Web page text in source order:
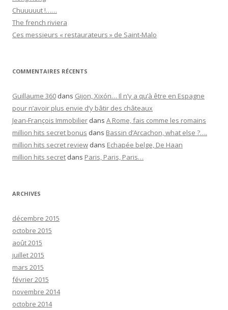
Chuuuuut !……
The french riviera
Ces messieurs « restaurateurs » de Saint-Malo
COMMENTAIRES RÉCENTS
Guillaume 360 dans Gijon, Xixón… Il n’y a qu’à être en Espagne
pour n’avoir plus envie d’y bâtir des châteaux
Jean-François Immobilier dans A Rome, fais comme les romains
million hits secret bonus dans Bassin d’Arcachon, what else ?….
million hits secret review dans Echapée belge, De Haan
million hits secret dans Paris, Paris, Paris…
ARCHIVES
décembre 2015
octobre 2015
août 2015
juillet 2015
mars 2015
février 2015
novembre 2014
octobre 2014